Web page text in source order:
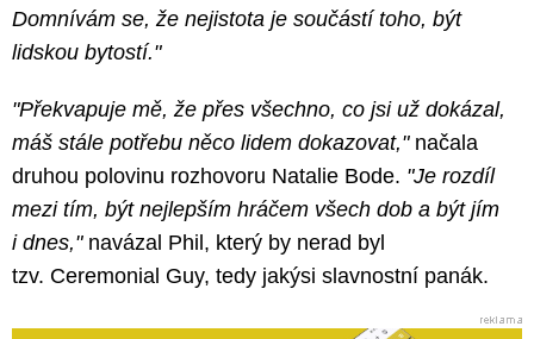
Domnívám se, že nejistota je součástí toho, být
lidskou bytostí."
"Překvapuje mě, že přes všechno, co jsi už dokázal,
máš stále potřebu něco lidem dokazovat,"načala
druhou polovinu rozhovoru Natalie Bode. "Je rozdíl
mezi tím, být nejlepším hráčem všech dob a být jím
i dnes," navázal Phil, který by nerad byl
tzv. Ceremonial Guy, tedy jakýsi slavnostní panák.